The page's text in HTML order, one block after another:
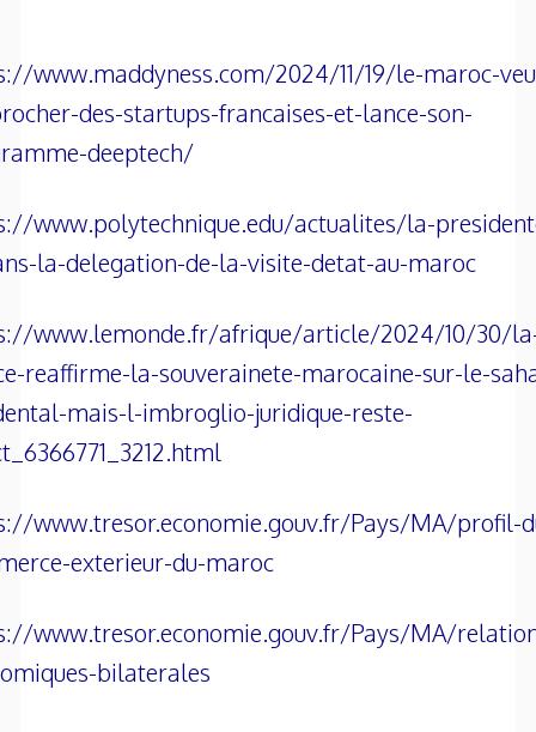
www.maddyness.com/2024/11/19/le-maroc-
des-startups-francaises-et-lance-son-
deeptech/
www.polytechnique.edu/actualites/la-
la-delegation-de-la-visite-detat-au-maroc
www.lemonde.fr/afrique/article/2024/10/30/
reaffirme-la-souverainete-marocaine-sur-le-
mais-l-imbroglio-juridique-reste-
www.tresor.economie.gouv.fr/Pays/MA/profil-
exterieur-du-maroc
www.tresor.economie.gouv.fr/Pays/MA/
bilaterales